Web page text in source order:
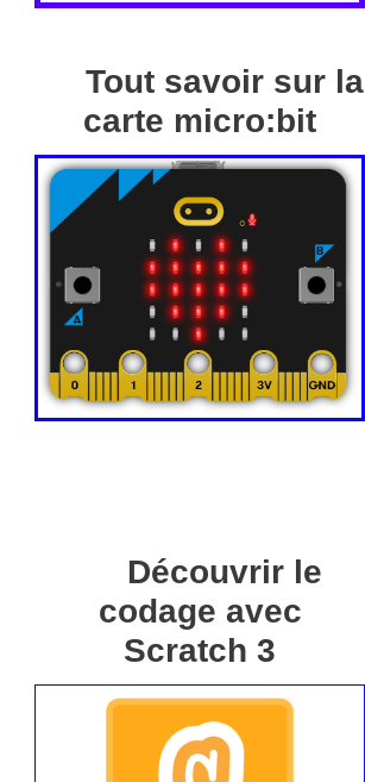
Tout savoir sur la
carte micro:bit
Découvrir le
codage avec
Scratch 3